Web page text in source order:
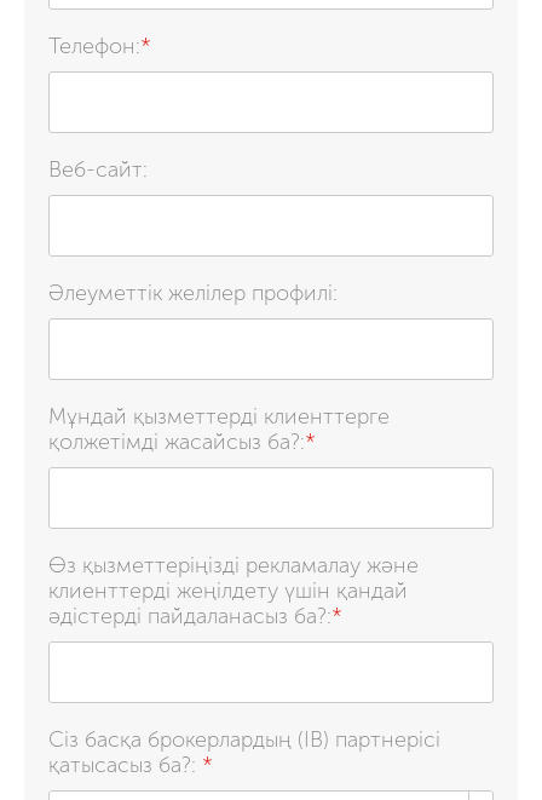
Телефон:*
Веб-сайт:
Әлеуметтік желілер профилі:
Мұндай қызметтерді клиенттерге
қолжетімді жасайсыз ба?:*
Өз қызметтеріңізді рекламалау және
клиенттерді жеңілдету үшін қандай
әдістерді пайдаланасыз ба?:*
Сіз басқа брокерлардың (IB) партнерісі
қатысасыз ба?: *